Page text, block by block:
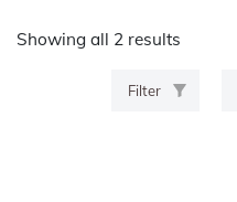
Showing all 2 results
Filter